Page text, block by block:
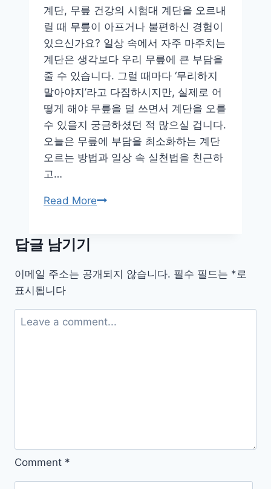
는
목
스
트
레
칭
방
법
계단, 무릎 건강의 시험대 계단을 오르내
릴 때 무릎이 아프거나 불편하신 경험이
있으신가요? 일상 속에서 자주 마주치는
계단은 생각보다 우리 무릎에 큰 부담을
줄 수 있습니다. 그럴 때마다 ‘무리하지
말아야지’라고 다짐하시지만, 실제로 어
떻게 해야 무릎을 덜 쓰면서 계단을 오를
수 있을지 궁금하셨던 적 많으실 겁니다.
오늘은 무릎에 부담을 최소화하는 계단
오르는 방법과 일상 속 실천법을 친근하
고…
Read More계
도
생
답글 남기기
이메일 주소는 공개되지 않습니다. 필수 필드는 *로
표시됩니다
Comment *